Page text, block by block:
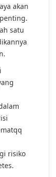
akan
satu
risiko